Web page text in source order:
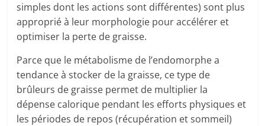
simples dont les actions sont différentes) sont plus
approprié à leur morphologie pour accélérer et
optimiser la perte de graisse.
Parce que le métabolisme de l’endomorphe a
tendance à stocker de la graisse, ce type de
brûleurs de graisse permet de multiplier la
dépense calorique pendant les efforts physiques et
les périodes de repos (récupération et sommeil)